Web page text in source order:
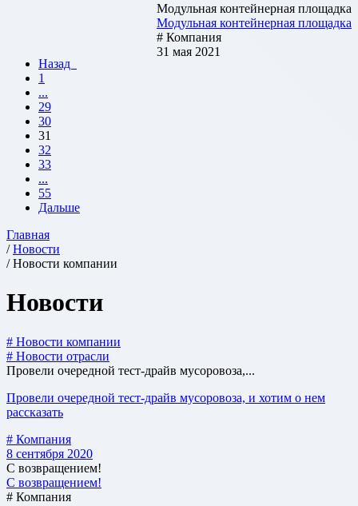
Модульная контейнерная площадка
Модульная контейнерная площадка
# Компания
31 мая 2021
Назад
1
...
29
30
31
32
33
...
55
Дальше
Главная
/Новости
/ Новости компании
Новости
# Новости компании
# Новости отрасли
Провели очередной тест-драйв мусоровоза,...
Провели очередной тест-драйв мусоровоза, и хотим о нем
рассказать
# Компания
8 сентября 2020
С возвращением!
С возвращением!
# Компания